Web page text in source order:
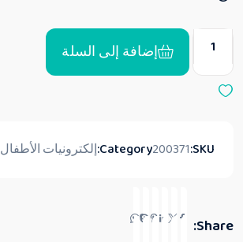
ن
إضافة إلى السلة
SKU:
200371
Category:إلكترونيات الأطفال
Share: